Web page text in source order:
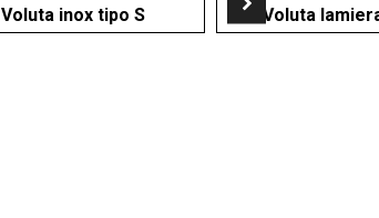
Voluta inox tipo S Voluta